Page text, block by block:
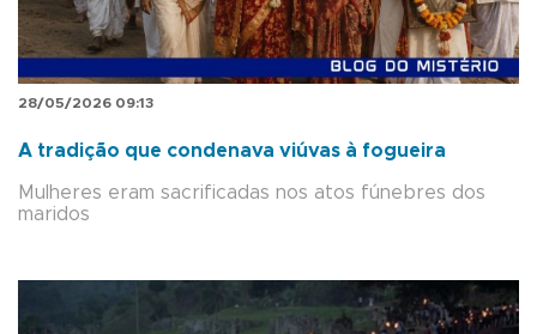
28/05/2026 09:13
A tradição que condenava viúvas à fogueira
Mulheres eram sacrificadas nos atos fúnebres dos
maridos